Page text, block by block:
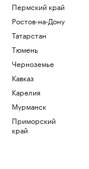
Пермский край
Ростов-на-Дону
Татарстан
Тюмень
Черноземье
Кавказ
Карелия
Мурманск
Приморский
край